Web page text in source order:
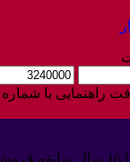
حداکثر
قیمت
راهنمایی با
فروشگاه آربابامال با